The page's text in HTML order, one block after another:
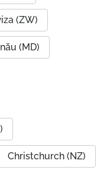
(ZW)
(MD)
Christchurch (NZ)